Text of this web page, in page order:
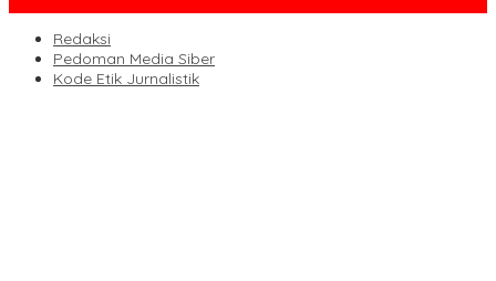
Redaksi
Pedoman Media Siber
Kode Etik Jurnalistik